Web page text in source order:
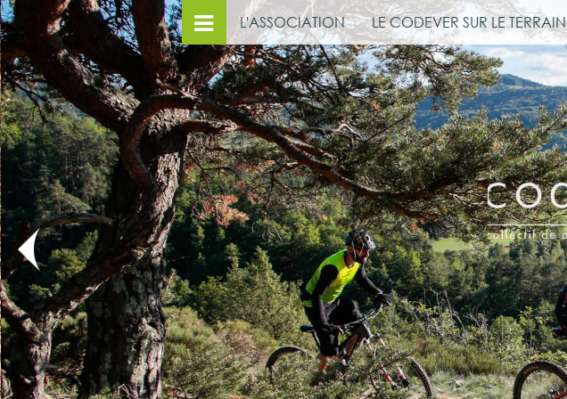
L'ASSOCIATION LE CODEVER SUR LE TERRAIN